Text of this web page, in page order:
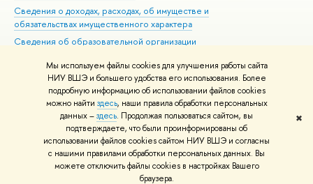
Мы используем файлы cookies для улучшения работы сайта
НИУ ВШЭ и большего удобства его использования. Более
подробную информацию об использовании файлов cookies
можно найти здесь, наши правила обработки персональных
данных –здесь. Продолжая пользоваться сайтом, вы
подтверждаете, что были проинформированы об
использовании файлов cookies сайтом НИУ ВШЭ и согласны
с нашими правилами обработки персональных данных. Вы
можете отключить файлы cookies в настройках Вашего
браузера.
✖
Сведения о доходах, расходах, об имуществе и
обязательствах имущественного характера
Сведения об образовательной организации
Людям с ограниченными возможностями здоровья
Единая платежная страница
Работа в Вышке
© НИУ ВШЭ 1993–2026 Адреса и контакты Условия использования
материалов Политика конфиденциальности Карта сайта
Шрифты HSE Sans и HSE Slab разработаны вШколе дизайна НИУ ВШЭ